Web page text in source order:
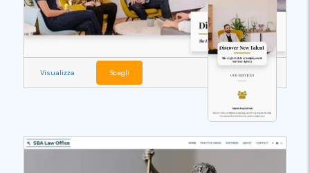
Visualizza Scegli